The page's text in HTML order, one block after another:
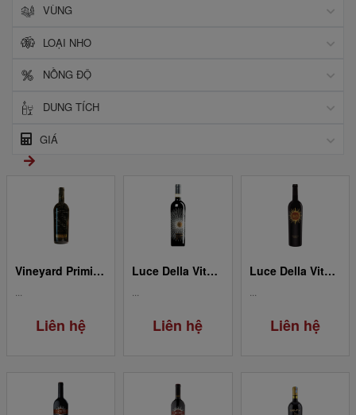
VÙNG
LOẠI NHO
NỒNG ĐỘ
DUNG TÍCH
GIÁ
Vineyard Primitivo Salento IGT
...
Liên hệ
Luce Della Vite Brunello Di Montalcino Toscana DOCG
...
Liên hệ
Luce Della Vite Toscana IGT 2008
...
Liên hệ